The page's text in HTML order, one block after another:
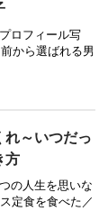
ロフィール写
から選ばれる男
れ～いつだっ
方
の人生を思いな
定食を食べた／